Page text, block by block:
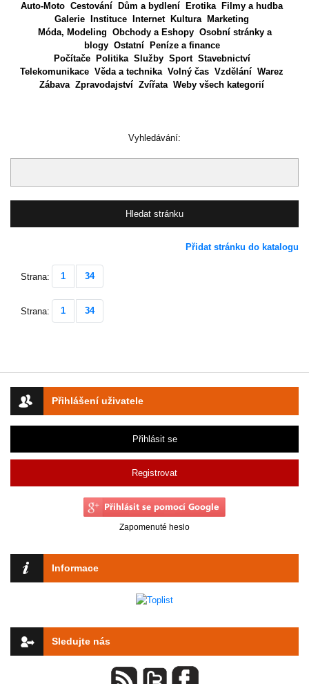
Přihlášení uživatele
Přihlásit se
Registrovat
Zapomenuté heslo
Informace
Sledujte nás
Auto-Moto Cestování Dům a bydlení Erotika
Filmy a hudba
Galerie
Instituce Internet Kultura
Marketing
Móda, Modeling Obchody a Eshopy Osobní stránky a
blogy Ostatní
Peníze a finance
Počítače
Politika Služby Sport Stavebnictví
Telekomunikace Věda a technika Volný čas Vzdělání Warez
Zábava Zpravodajství Zvířata Weby všech kategorií
Vyhledávání:
Přidat stránku do katalogu
Strana: 1 34
Strana: 1 34